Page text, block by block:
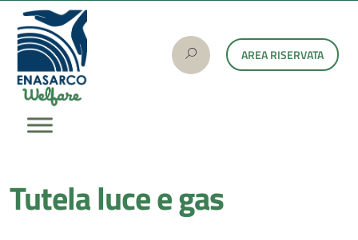
AREA RISERVATA
Tutela luce e gas